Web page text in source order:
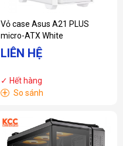
Vỏ case Asus A21 PLUS
micro-ATX White
LIÊN HỆ
✓ Hết hàng
+ So sánh